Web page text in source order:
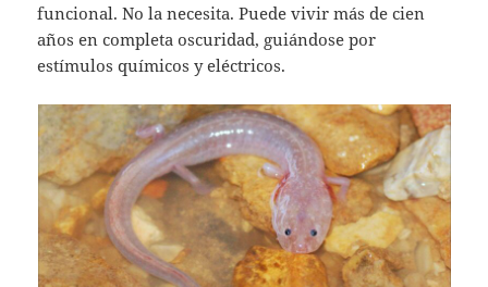
funcional. No la necesita. Puede vivir más de cien
años en completa oscuridad, guiándose por
estímulos químicos y eléctricos.